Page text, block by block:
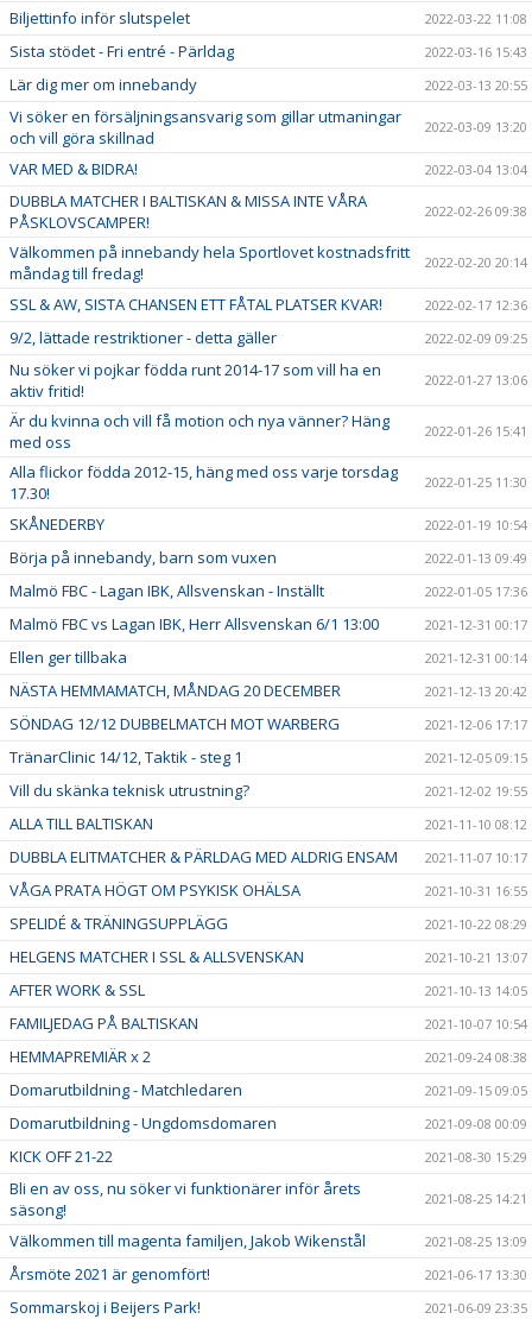
Biljettinfo inför slutspelet 2022-03-22 11:08
Sista stödet - Fri entré - Pärldag 2022-03-16 15:43
Lär dig mer om innebandy 2022-03-13 20:55
Vi söker en försäljningsansvarig som gillar utmaningar
och vill göra skillnad
2022-03-09 13:20
VAR MED & BIDRA! 2022-03-04 13:04
DUBBLA MATCHER I BALTISKAN & MISSA INTE VÅRA
PÅSKLOVSCAMPER!
2022-02-26 09:38
Välkommen på innebandy hela Sportlovet kostnadsfritt
måndag till fredag!
2022-02-20 20:14
SSL & AW, SISTA CHANSEN ETT FÅTAL PLATSER KVAR! 2022-02-17 12:36
9/2, lättade restriktioner - detta gäller 2022-02-09 09:25
Nu söker vi pojkar födda runt 2014-17 som vill ha en
aktiv fritid!
2022-01-27 13:06
Är du kvinna och vill få motion och nya vänner? Häng
med oss
2022-01-26 15:41
Alla flickor födda 2012-15, häng med oss varje torsdag
17.30!
2022-01-25 11:30
SKÅNEDERBY 2022-01-19 10:54
Börja på innebandy, barn som vuxen 2022-01-13 09:49
Malmö FBC - Lagan IBK, Allsvenskan - Inställt 2022-01-05 17:36
Malmö FBC vs Lagan IBK, Herr Allsvenskan 6/1 13:00 2021-12-31 00:17
Ellen ger tillbaka 2021-12-31 00:14
NÄSTA HEMMAMATCH, MÅNDAG 20 DECEMBER 2021-12-13 20:42
SÖNDAG 12/12 DUBBELMATCH MOT WARBERG 2021-12-06 17:17
TränarClinic 14/12, Taktik - steg 1 2021-12-05 09:15
Vill du skänka teknisk utrustning? 2021-12-02 19:55
ALLA TILL BALTISKAN 2021-11-10 08:12
DUBBLA ELITMATCHER & PÄRLDAG MED ALDRIG ENSAM 2021-11-07 10:17
VÅGA PRATA HÖGT OM PSYKISK OHÄLSA 2021-10-31 16:55
SPELIDÉ & TRÄNINGSUPPLÄGG 2021-10-22 08:29
HELGENS MATCHER I SSL & ALLSVENSKAN 2021-10-21 13:07
AFTER WORK & SSL 2021-10-13 14:05
FAMILJEDAG PÅ BALTISKAN 2021-10-07 10:54
HEMMAPREMIÄR x 2 2021-09-24 08:38
Domarutbildning - Matchledaren 2021-09-15 09:05
Domarutbildning - Ungdomsdomaren 2021-09-08 00:09
KICK OFF 21-22 2021-08-30 15:29
Bli en av oss, nu söker vi funktionärer inför årets
säsong!
2021-08-25 14:21
Välkommen till magenta familjen, Jakob Wikenstål 2021-08-25 13:09
Årsmöte 2021 är genomfört! 2021-06-17 13:30
Sommarskoj i Beijers Park! 2021-06-09 23:35